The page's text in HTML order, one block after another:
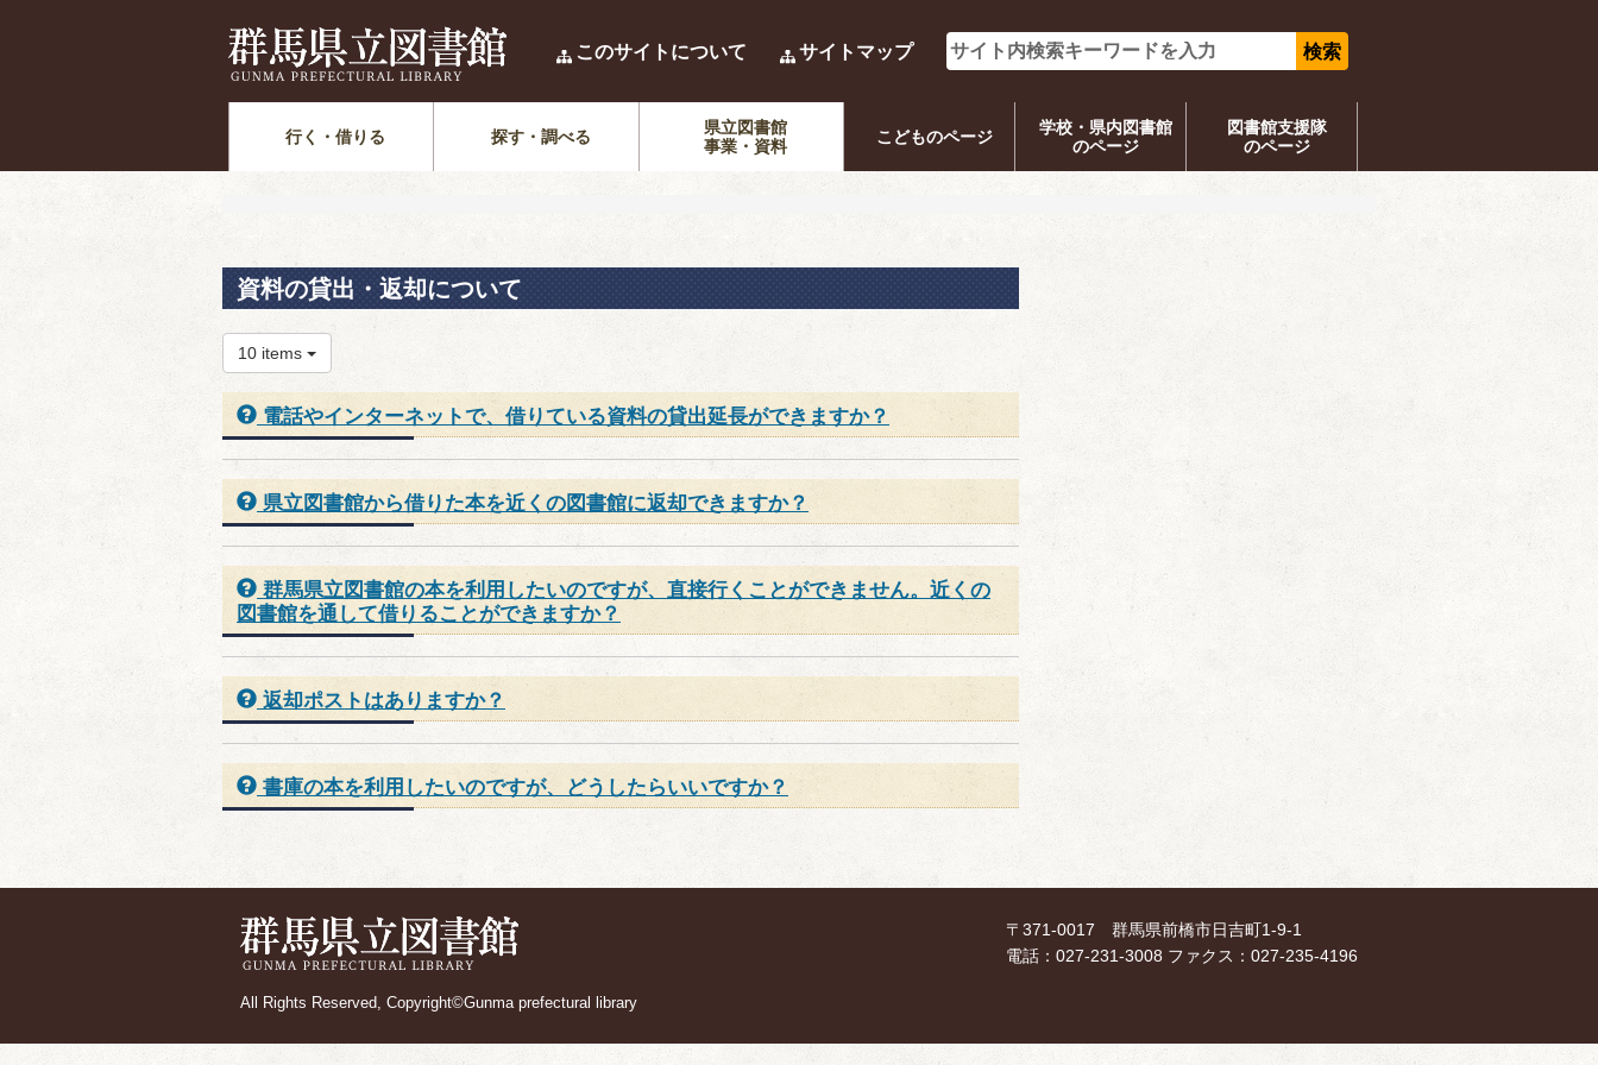
このサイトについて サイトマップ
行く・借りる 探す・調べる
県立図書館
事業・資料
こどものページ
学校・県内図書館
のページ
図書館支援隊
のページ
資料の貸出・返却について
10 items
電話やインターネットで、借りている資料の貸出延長ができますか？
県立図書館から借りた本を近くの図書館に返却できますか？
群馬県立図書館の本を利用したいのですが、直接行くことができません。近くの
図書館を通して借りることができますか？
返却ポストはありますか？
書庫の本を利用したいのですが、どうしたらいいですか？
〒371-0017 群馬県前橋市日吉町1-9-1
電話：027-231-3008 ファクス：027-235-4196
All Rights Reserved, Copyright©Gunma prefectural library